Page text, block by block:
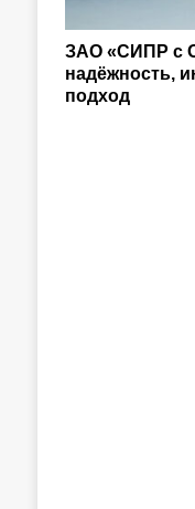
ЗАО «СИПР с
надёжность,
подход